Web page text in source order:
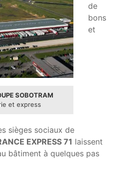
SOBOTRAM
et express
de
bons
et
sièges sociaux de
EXPRESS 71 laissent
bâtiment à quelques pas